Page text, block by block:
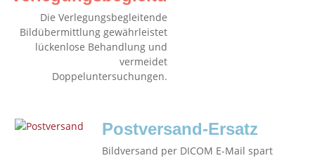
Die Verlegungsbegleitende
Bildübermittlung gewährleistet
lückenlose Behandlung und
vermeidet
Doppeluntersuchungen.
Postversand-Ersatz
Bildversand per DICOM E-Mail spart